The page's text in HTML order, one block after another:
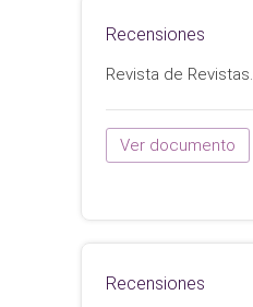
Recensiones
Revista de Revistas.
Ver documento
Recensiones